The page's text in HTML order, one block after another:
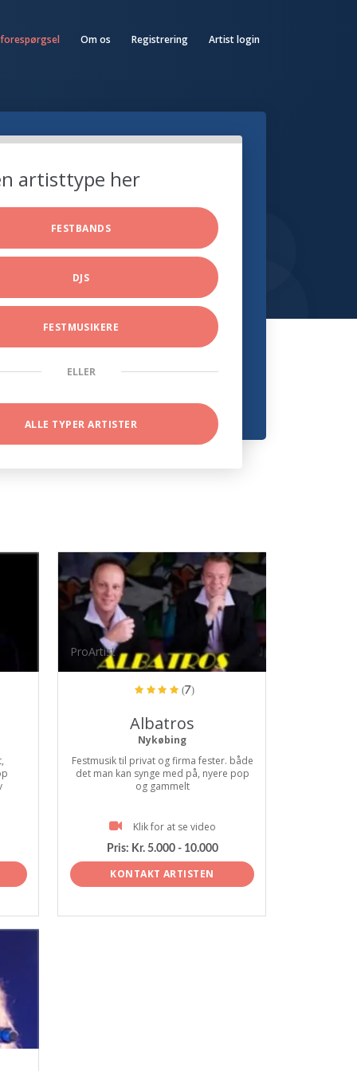
Om os Registrering Artist login
artisttype her
FESTBANDS
DJS
FESTMUSIKERE
ELLER
ALLE TYPER ARTISTER
ProArtist
(7)
Albatros
Nykøbing
Festmusik til privat og firma fester. både
det man kan synge med på, nyere pop
og gammelt
Klik for at se video
Pris: Kr. 5.000 - 10.000
KONTAKT ARTISTEN